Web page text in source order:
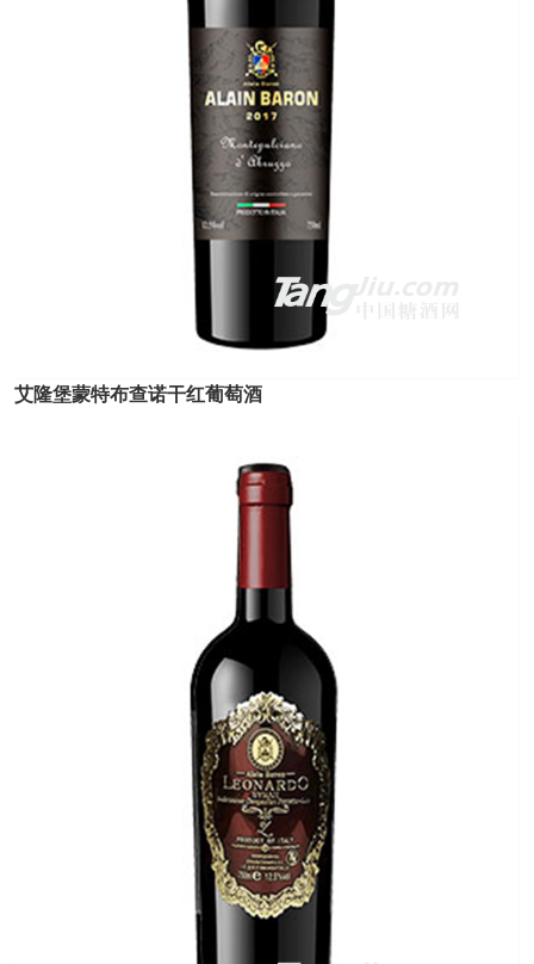
艾隆堡蒙特布查诺干红葡萄酒